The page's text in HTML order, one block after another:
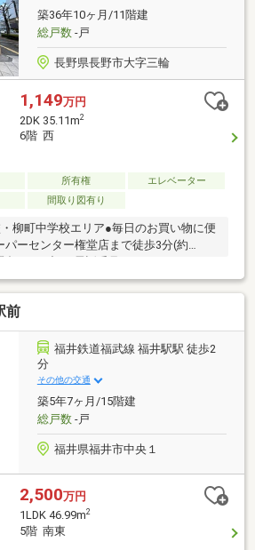
築36年10ヶ月/11階建
総戸数-戸
長野県長野市大字三輪
1,149万円
2DK 35.11m2
6階 西
所有権
エレベーター
間取り図有り
柳町中学校エリア●毎日のお買い物に便
パーセンター権堂店まで徒歩3分(約
合せは下記お電話番号やホームページで
ーダイヤル 【 0120-055-779 】・
ホームページ 【 ハウスドゥ長野柳町 】 で検索
前
福井鉄道福武線 福井駅駅 徒歩2
分
その他の交通
築5年7ヶ月/15階建
総戸数-戸
福井県福井市中央１
2,500万円
1LDK 46.99m2
5階 南東